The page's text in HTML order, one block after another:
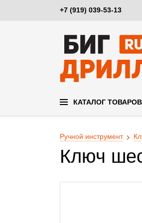
+7 (919) 039-53-13
КАТАЛОГ ТОВАРОВ
Ручной инструмент
Ключ